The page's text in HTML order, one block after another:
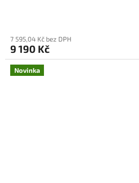
7 595,04 Kč bez DPH
9 190 Kč
Novinka